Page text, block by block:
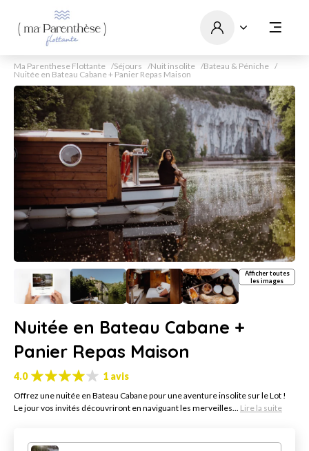
Ma Parenthese Flottante Séjours Nuit insolite
Bateau & Péniche
Nuitée en Bateau Cabane + Panier Repas Maison
Afficher toutes
les images
Nuitée en Bateau Cabane +
Panier Repas Maison
4.0 1 avis
Offrez une nuitée en Bateau Cabane pour une aventure insolite sur le Lot !
Le jour vos invités découvriront en naviguant les merveilles... Lire la suite